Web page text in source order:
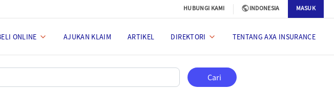
HUBUNGI KAMI INDONESIA MASUK
ONLINE AJUKAN KLAIM ARTIKEL DIREKTORI TENTANG AXA INSURANCE
Cari